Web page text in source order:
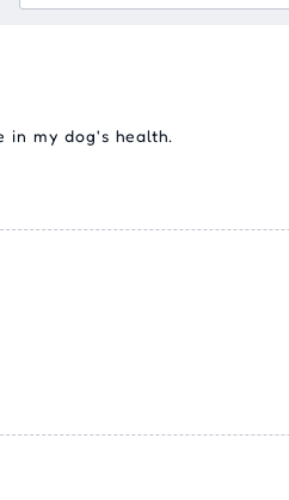
my dog's health.